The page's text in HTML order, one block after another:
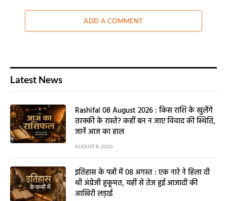
ADD A COMMENT
Latest News
Rashifal 08 August 2026 : किस राशि के खुलेंगे
तरक्की के रास्ते? कहीं बन न जाए विवाद की स्थिति,
जानें आज का हाल
AUGUST 8, 2026
इतिहास के पन्नों में 08 अगस्त : एक नारे ने हिला दी
थी अंग्रेजी हुकूमत, यहीं से तेज हुई आजादी की
आखिरी लड़ाई